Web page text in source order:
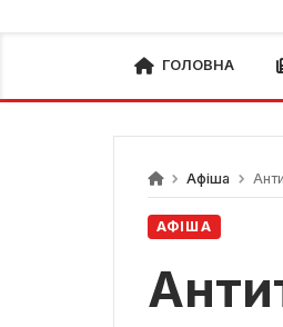
ГОЛОВНА
Афіша
АФІША